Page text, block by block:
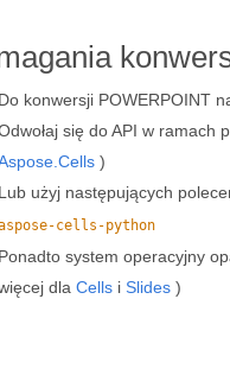
Do konwersji POWERPOINT
się do API w ramach
)
Lub użyj następujących
cells-python
Ponadto system operacyjny
dla Cells i Slides )